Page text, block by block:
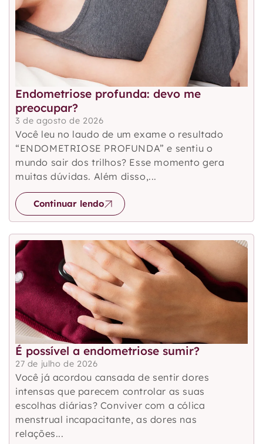
Endometriose profunda: devo me
preocupar?
3 de agosto de 2026
Você leu no laudo de um exame o resultado
“ENDOMETRIOSE PROFUNDA” e sentiu o
mundo sair dos trilhos? Esse momento gera
muitas dúvidas. Além disso,...
Continuar lendo
É possível a endometriose sumir?
27 de julho de 2026
Você já acordou cansada de sentir dores
intensas que parecem controlar as suas
escolhas diárias? Conviver com a cólica
menstrual incapacitante, as dores nas
relações...